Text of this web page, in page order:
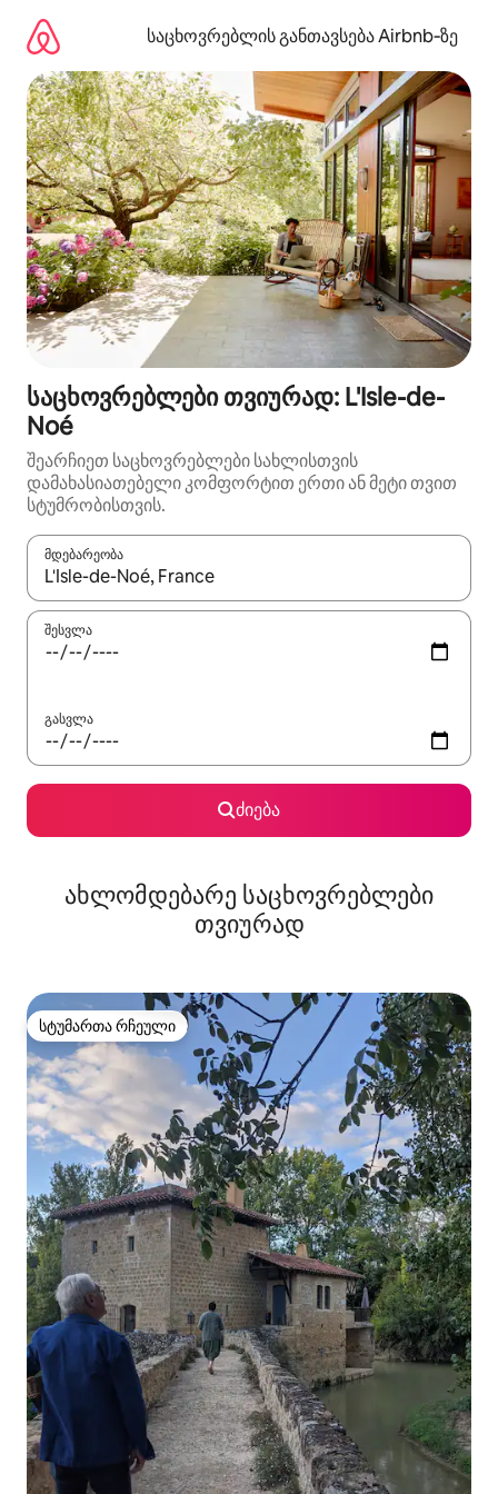
გადასვლა
საცხოვრებლის განთავსება Airbnb‑ზე
საცხოვრებლები თვიურად: L'Isle-de-
Noé
შეარჩიეთ საცხოვრებლები სახლისთვის
დამახასიათებელი კომფორტით ერთი ან მეტი თვით
სტუმრობისთვის.
მდებარეობა
როცა შედეგები ხელმისაწვდომი გახდება, ნავიგაციისთვის
შესვლა
გასვლა
ძიება
ახლომდებარე საცხოვრებლები
თვიურად
სტუმართა რჩეული
სტუმართა რჩეული